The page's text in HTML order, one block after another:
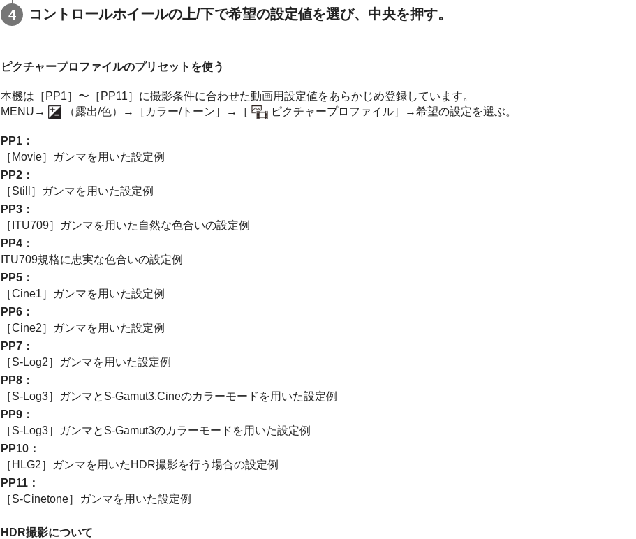
コントロールホイールの上/下で希望の設定値を選び、中央を押す。
ピクチャープロファイルのプリセットを使う
本機は ［PP1］ 〜 ［PP11］ に撮影条件に合わせた動画⽤設定値をあらかじめ登録しています。
MENU→
（露出/色）→ ［カラー/トーン］ → ［ ピクチャープロファイル］ →希望の設定を選ぶ。
PP1 ：
［Movie］
ガンマを用いた設定例
PP2 ：
［Still］
ガンマを用いた設定例
PP3 ：
［ITU709］
ガンマを用いた自然な色合いの設定例
PP4 ：
ITU709規格に忠実な色合いの設定例
PP5 ：
［Cine1］
ガンマを用いた設定例
PP6 ：
［Cine2］
ガンマを用いた設定例
PP7 ：
［S-Log2］
ガンマを用いた設定例
PP8 ：
［S-Log3］
ガンマとS-Gamut3.Cineのカラーモードを用いた設定例
PP9 ：
［S-Log3］
ガンマとS-Gamut3のカラーモードを用いた設定例
PP10 ：
［HLG2］
ガンマを用いたHDR撮影を行う場合の設定例
PP11 ：
［S-Cinetone］ガンマを用いた設定例
HDR撮影について